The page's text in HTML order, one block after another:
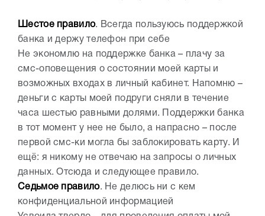
Шестое правило. Всегда пользуюсь поддержкой
банка и держу телефон при себе
Не экономлю на поддержке банка – плачу за
смс-оповещения о состоянии моей карты и
возможных входах в личный кабинет. Напомню –
деньги с карты моей подруги сняли в течение
часа шестью равными долями. Поддержки банка
в тот момент у нее не было, а напрасно – после
первой смс-ки могла бы заблокировать карту. И
ещё: я никому не отвечаю на запросы о личных
данных. Отсюда и следующее правило.
Седьмое правило. Не делюсь ни с кем
конфиденциальной информацией